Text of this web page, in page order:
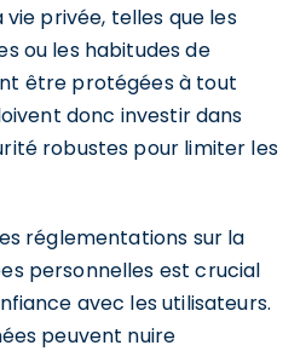
privée, telles que les
ou les habitudes de
être protégées à tout
donc investir dans
robustes pour limiter les
réglementations sur la
personnelles est crucial
avec les utilisateurs.
peuvent nuire